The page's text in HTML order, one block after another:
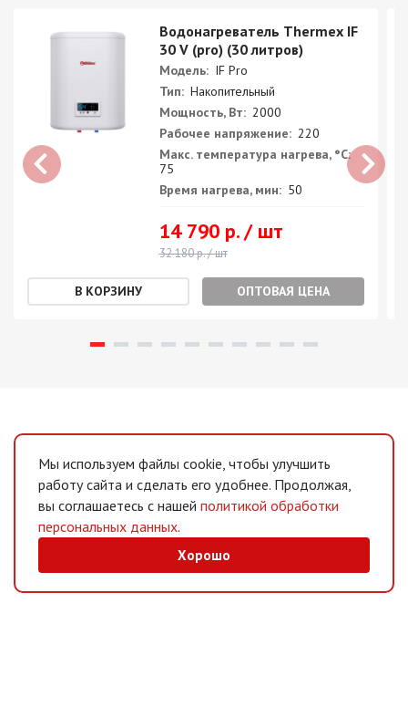
Водонагреватель Thermex IF
30 V (pro) (30 литров)
Модель: IF Pro
Тип: Накопительный
Мощность, Вт: 2000
Рабочее напряжение: 220
Макс. температура нагрева, °С:
75
Время нагрева, мин: 50
14 790 р. / шт
32 180 р. / шт
ОПТОВАЯ ЦЕНА
Мы используем файлы cookie, чтобы улучшить
работу сайта и сделать его удобнее. Продолжая,
вы соглашаетесь с нашей политикой обработки
персональных данных.
Хорошо